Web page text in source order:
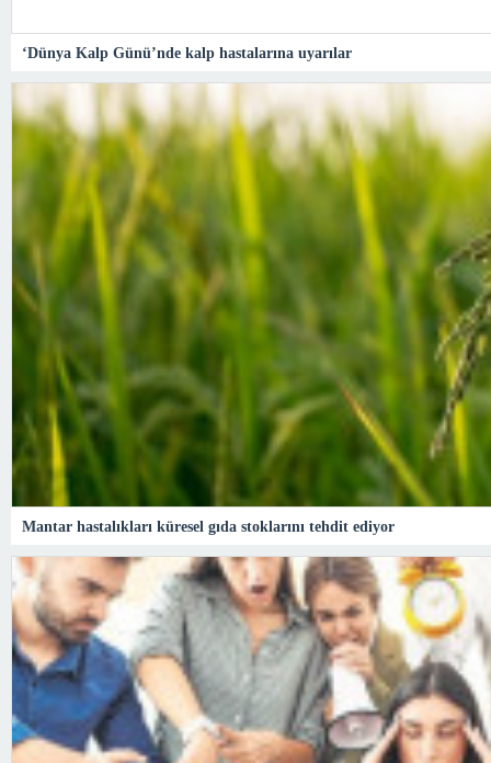
‘Dünya Kalp Günü’nde kalp hastalarına uyarılar
Mantar hastalıkları küresel gıda stoklarını tehdit ediyor